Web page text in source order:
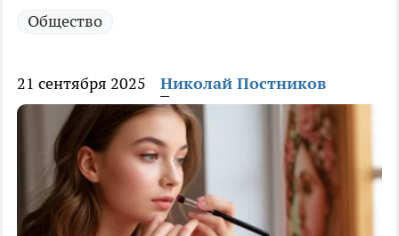
Общество
21 сентября 2025 Николай Постников